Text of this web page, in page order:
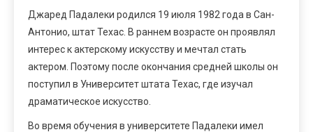
Джаред Падалеки родился 19 июля 1982 года в Сан-
Антонио, штат Техас. В раннем возрасте он проявлял
интерес к актерскому искусству и мечтал стать
актером. Поэтому после окончания средней школы он
поступил в Университет штата Техас, где изучал
драматическое искусство.
Во время обучения в университете Падалеки имел